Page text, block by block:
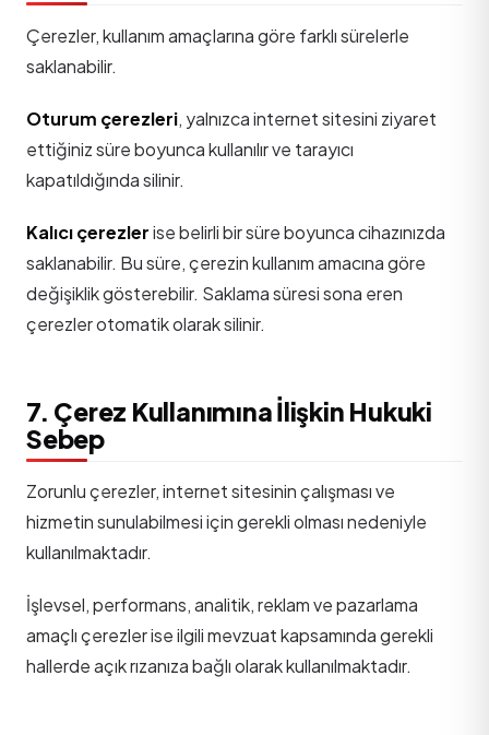
Çerezler, kullanım amaçlarına göre farklı sürelerle
saklanabilir.
Oturum çerezleri, yalnızca internet sitesini ziyaret
ettiğiniz süre boyunca kullanılır ve tarayıcı
kapatıldığında silinir.
Kalıcı çerezlerise belirli bir süre boyunca cihazınızda
saklanabilir. Bu süre, çerezin kullanım amacına göre
değişiklik gösterebilir. Saklama süresi sona eren
çerezler otomatik olarak silinir.
7. Çerez Kullanımına İlişkin Hukuki
Sebep
Zorunlu çerezler, internet sitesinin çalışması ve
hizmetin sunulabilmesi için gerekli olması nedeniyle
kullanılmaktadır.
İşlevsel, performans, analitik, reklam ve pazarlama
amaçlı çerezler ise ilgili mevzuat kapsamında gerekli
hallerde açık rızanıza bağlı olarak kullanılmaktadır.